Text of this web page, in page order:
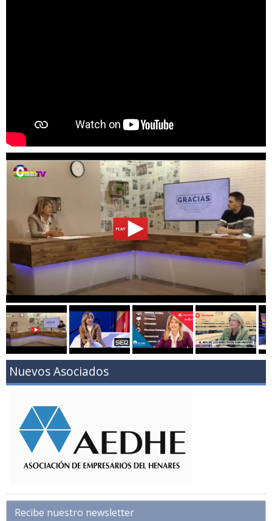
Nuevos Asociados
Recibe nuestro newsletter